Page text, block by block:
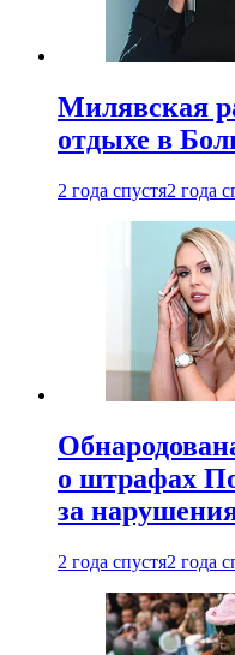
Милявская
отдыхе в
2 года спустя2 года
о штрафах
за
2 года спустя2 года